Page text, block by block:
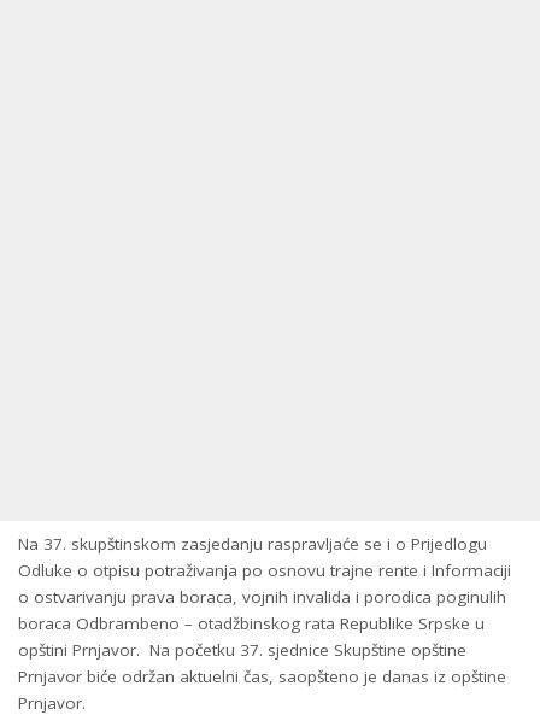
Na 37. skupštinskom zasjedanju raspravljaće se i o Prijedlogu
Odluke o otpisu potraživanja po osnovu trajne rente i Informaciji
o ostvarivanju prava boraca, vojnih invalida i porodica poginulih
boraca Odbrambeno – otadžbinskog rata Republike Srpske u
opštini Prnjavor. Na početku 37. sjednice Skupštine opštine
Prnjavor biće održan aktuelni čas, saopšteno je danas iz opštine
Prnjavor.